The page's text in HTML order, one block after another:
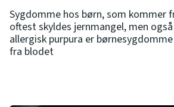
Sygdomme hos børn, som kommer
oftest skyldes jernmangel, men
allergisk purpura er
fra blodet